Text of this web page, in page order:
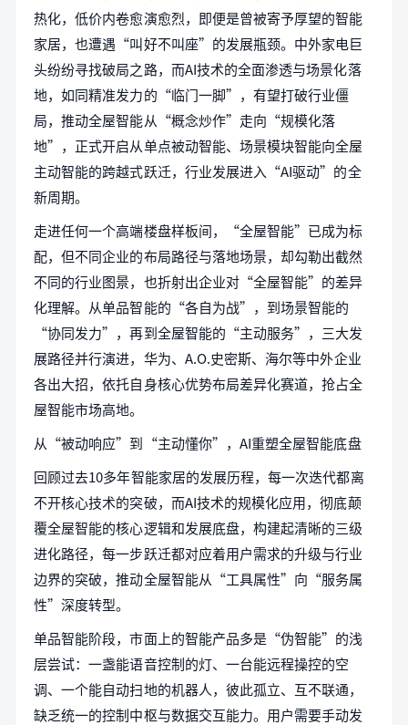
热化，低价内卷愈演愈烈，即便是曾被寄予厚望的智能
家居，也遭遇“叫好不叫座”的发展瓶颈。中外家电巨
头纷纷寻找破局之路，而AI技术的全面渗透与场景化落
地，如同精准发力的“临门一脚”，有望打破行业僵
局，推动全屋智能从“概念炒作”走向“规模化落
地”，正式开启从单点被动智能、场景模块智能向全屋
主动智能的跨越式跃迁，行业发展进入“AI驱动”的全
新周期。
走进任何一个高端楼盘样板间，“全屋智能”已成为标
配，但不同企业的布局路径与落地场景，却勾勒出截然
不同的行业图景，也折射出企业对“全屋智能”的差异
化理解。从单品智能的“各自为战”，到场景智能的
“协同发力”，再到全屋智能的“主动服务”，三大发
展路径并行演进，华为、A.O.史密斯、海尔等中外企业
各出大招，依托自身核心优势布局差异化赛道，抢占全
屋智能市场高地。
从“被动响应”到“主动懂你”，AI重塑全屋智能底盘
回顾过去10多年智能家居的发展历程，每一次迭代都离
不开核心技术的突破，而AI技术的规模化应用，彻底颠
覆全屋智能的核心逻辑和发展底盘，构建起清晰的三级
进化路径，每一步跃迁都对应着用户需求的升级与行业
边界的突破，推动全屋智能从“工具属性”向“服务属
性”深度转型。
单品智能阶段，市面上的智能产品多是“伪智能”的浅
层尝试：一盏能语音控制的灯、一台能远程操控的空
调、一个能自动扫地的机器人，彼此孤立、互不联通，
缺乏统一的控制中枢与数据交互能力。用户需要手动发